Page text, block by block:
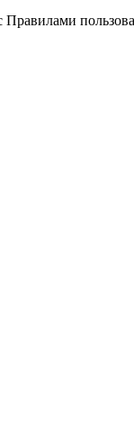
Правилами